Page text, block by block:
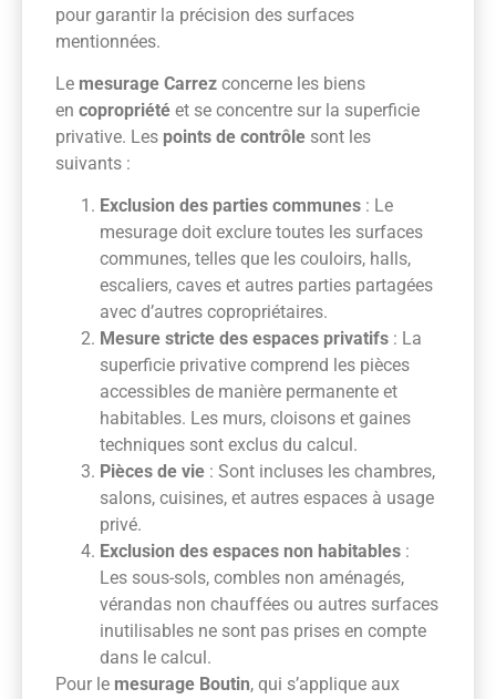
pour garantir la précision des surfaces
mentionnées.
Le mesurage Carrez concerne les biens
en copropriété et se concentre sur la superficie
privative. Les points de contrôle sont les
suivants :
Exclusion des parties communes : Le
mesurage doit exclure toutes les surfaces
communes, telles que les couloirs, halls,
escaliers, caves et autres parties partagées
avec d’autres copropriétaires.
Mesure stricte des espaces privatifs : La
superficie privative comprend les pièces
accessibles de manière permanente et
habitables. Les murs, cloisons et gaines
techniques sont exclus du calcul.
Pièces de vie : Sont incluses les chambres,
salons, cuisines, et autres espaces à usage
privé.
Exclusion des espaces non habitables :
Les sous-sols, combles non aménagés,
vérandas non chauffées ou autres surfaces
inutilisables ne sont pas prises en compte
dans le calcul.
Pour le mesurage Boutin, qui s’applique aux